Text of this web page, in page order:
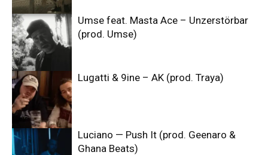
Umse feat. Masta Ace – Unzerstörbar
(prod. Umse)
Lugatti & 9ine – AK (prod. Traya)
Luciano — Push It (prod. Geenaro &
Ghana Beats)